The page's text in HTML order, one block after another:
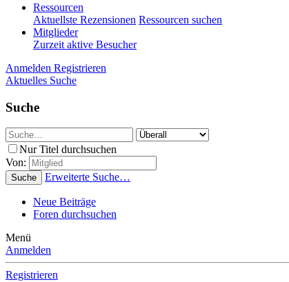
Ressourcen
Aktuellste Rezensionen Ressourcen suchen
Mitglieder
Zurzeit aktive Besucher
Anmelden Registrieren
Aktuelles Suche
Suche
Nur Titel durchsuchen
Von:
Suche Erweiterte Suche…
Neue Beiträge
Foren durchsuchen
Menü
Anmelden
Registrieren